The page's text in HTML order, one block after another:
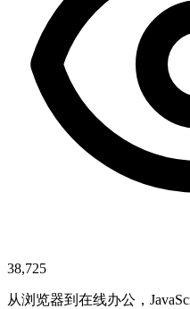
38,725
从浏览器到在线办公，